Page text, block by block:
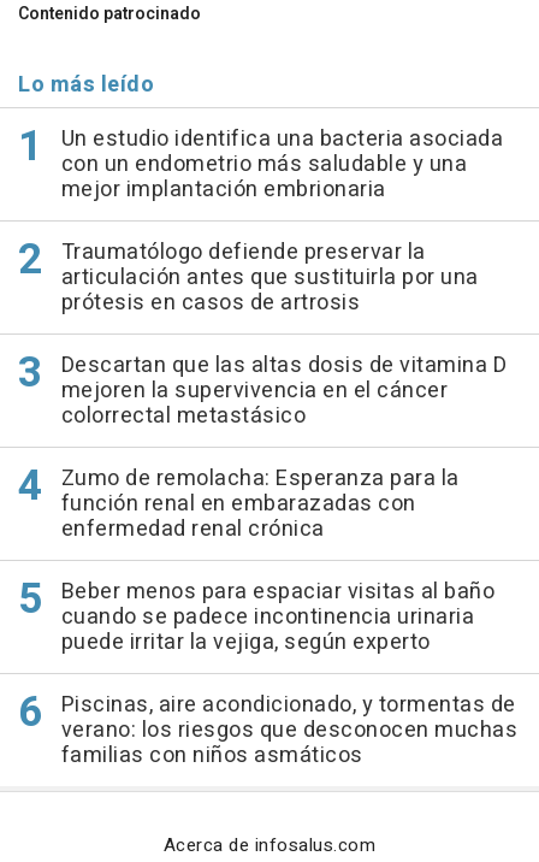
Contenido patrocinado
Lo más leído
Un estudio identifica una bacteria asociada
con un endometrio más saludable y una
mejor implantación embrionaria
Traumatólogo defiende preservar la
articulación antes que sustituirla por una
prótesis en casos de artrosis
Descartan que las altas dosis de vitamina D
mejoren la supervivencia en el cáncer
colorrectal metastásico
Zumo de remolacha: Esperanza para la
función renal en embarazadas con
enfermedad renal crónica
Beber menos para espaciar visitas al baño
cuando se padece incontinencia urinaria
puede irritar la vejiga, según experto
Piscinas, aire acondicionado, y tormentas de
verano: los riesgos que desconocen muchas
familias con niños asmáticos
Acerca de infosalus.com